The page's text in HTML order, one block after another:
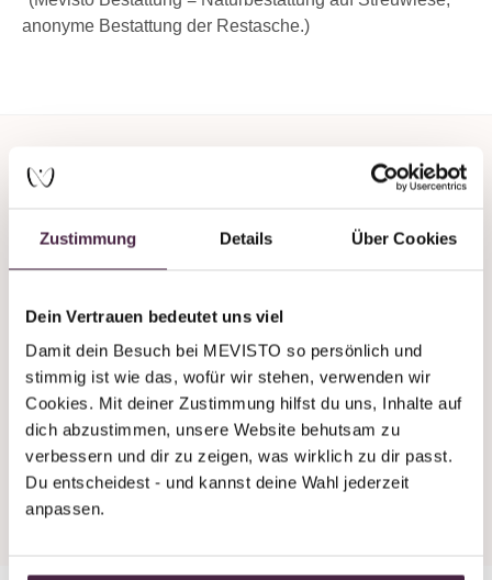
Zustimmung Details Über Cookies
Dein Vertrauen bedeutet uns viel
Damit dein Besuch bei MEVISTO so persönlich und
stimmig ist wie das, wofür wir stehen, verwenden wir
Cookies. Mit deiner Zustimmung hilfst du uns, Inhalte auf
dich abzustimmen, unsere Website behutsam zu
verbessern und dir zu zeigen, was wirklich zu dir passt.
Du entscheidest - und kannst deine Wahl jederzeit
anpassen.
anonyme Bestattung der Restasche.)
Du brauchst Unterstützung
oder Beratung?
Wir sind auch an Wochenenden immer
telefonisch erreichbar!
+43 7619 22 122 - 160
stones@mevisto.com